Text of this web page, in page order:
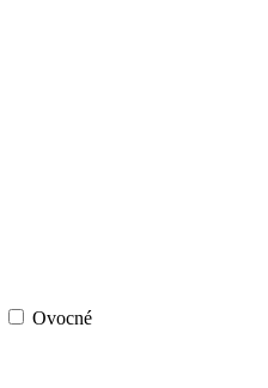
Ovocné